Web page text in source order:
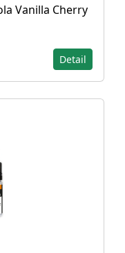
Vanilla Cherry
Detail